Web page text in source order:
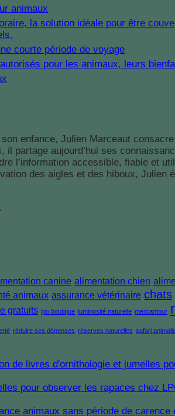
animaux
courte période de voyage
enfance, Julien Marceaut
il partage aujourd’hui ses
l’information accessible, fiable et
des aigles et des hiboux,
canine alimentation chien
animaux assurance vétérinaire chats
gratuits lpo boutique luminosité naturelle mercantour
réduire ses dépenses réserves naturelles safari
pour observer les rapaces chez